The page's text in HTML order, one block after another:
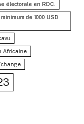
électorale en RDC.
de 1000 USD
Africaine